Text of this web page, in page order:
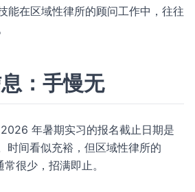
能在区域性律所的顾问工作中，往往
：手慢无
年暑期实习的报名截止日期是
间看似充裕，但区域性律所的
很少，招满即止。